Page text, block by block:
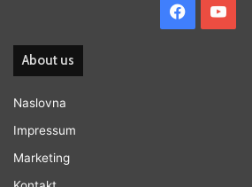
Facebook
About us
Naslovna
Impressum
Marketing